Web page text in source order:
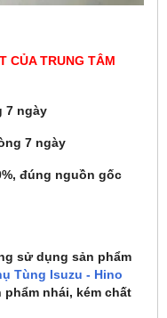
CỦA TRUNG TÂM
7 ngày
7 ngày
đúng nguồn gốc
sử dụng sản phẩm
Tùng Isuzu - Hino
nhái, kém chất